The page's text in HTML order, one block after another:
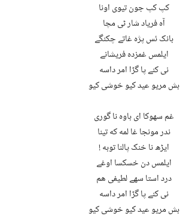
کپ کپ جون تیوی اونا
آه فریاد شار ٹی مچا
بانک ئس پژه غاتے چکنگے
ایلمس غمزده فریشانے
نی کنے پا گڑا امر داسه
بش مریو عید کیو خوشی کیو
غم سهوکا ای باوه نا گوری
ندر مونجا غا لمه که تینا
ایڑھ نا خنک پالنا توبه !
ایلمس دن خسکسا اوغے
درد استا سهے لطیفی ھم
نی کنے پا گڑا امر داسه
بش مریو عید کیو خوشی کیو